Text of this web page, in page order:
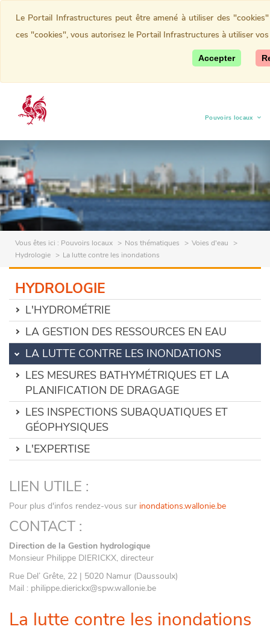
Pouvoirs locaux
(current)
Vous êtes ici : Pouvoirs locaux Nos thématiques
Voies d'eau
Hydrologie
La lutte contre les inondations
HYDROLOGIE
L'HYDROMÉTRIE
LA GESTION DES RESSOURCES EN EAU
LA LUTTE CONTRE LES INONDATIONS
LES MESURES BATHYMÉTRIQUES ET LA
PLANIFICATION DE DRAGAGE
LES INSPECTIONS SUBAQUATIQUES ET
GÉOPHYSIQUES
L'EXPERTISE
LIEN UTILE :
Pour plus d'infos rendez-vous sur inondations.wallonie.be
CONTACT :
Direction de la Gestion hydrologique
Monsieur Philippe DIERICKX, directeur
Rue Del’ Grête, 22 | 5020 Namur (Daussoulx)
Mail : philippe.dierickx@spw.wallonie.be
La lutte contre les inondations
Le Portail Infrastructures peut être amené à utiliser des
ces "cookies", vous autorisez le Portail Infrastructures à utiliser
Accepter